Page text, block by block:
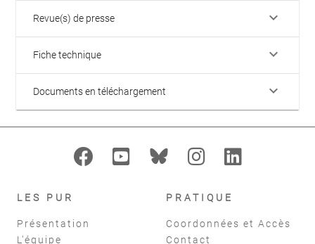
Revue(s) de presse keyboard_arrow_down
Fiche technique keyboard_arrow_down
Documents en téléchargement keyboard_arrow_down
LES PUR
Présentation
L'équipe
PRATIQUE
Coordonnées et Accès
Contact